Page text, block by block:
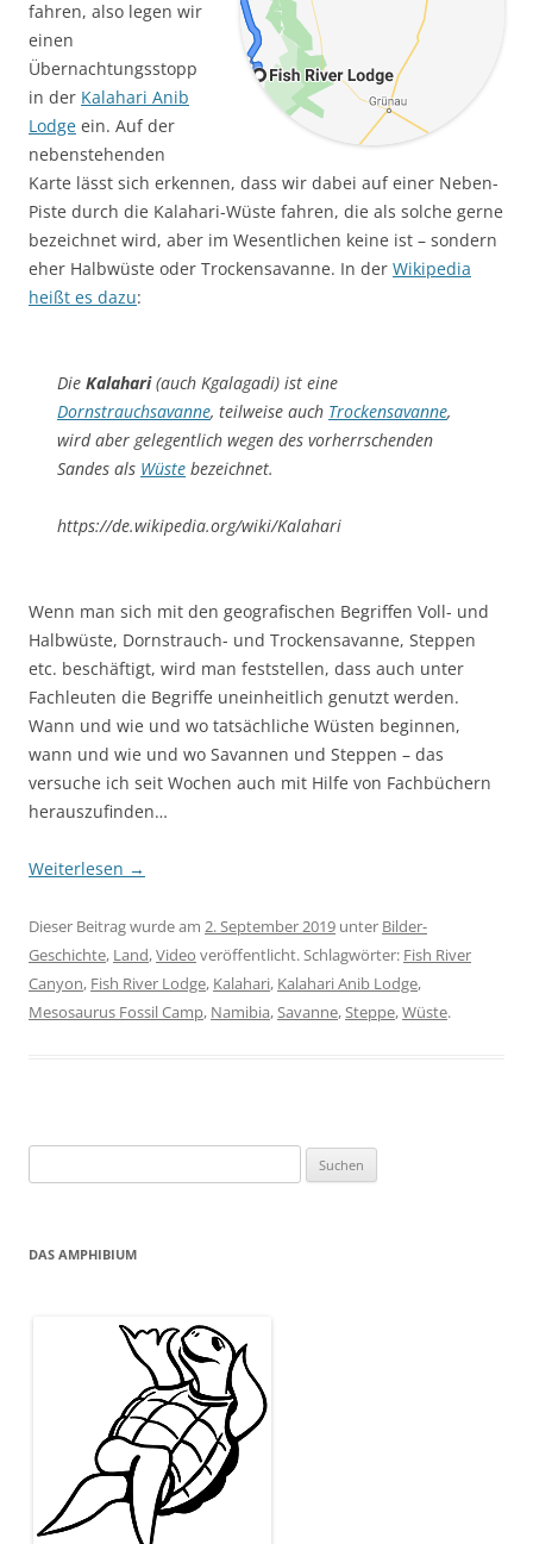
fahren, also legen wir
einen
Übernachtungsstopp
in der Kalahari Anib
Lodge ein. Auf der
nebenstehenden
Karte lässt sich erkennen, dass wir dabei auf einer Neben-
Piste durch die Kalahari-Wüste fahren, die als solche gerne
bezeichnet wird, aber im Wesentlichen keine ist – sondern
eher Halbwüste oder Trockensavanne. In der Wikipedia
heißt es dazu:
Die Kalahari(auch Kgalagadi) ist eine
Dornstrauchsavanne, teilweise auch Trockensavanne,
wird aber gelegentlich wegen des vorherrschenden
Sandes als Wüste bezeichnet.
https://de.wikipedia.org/wiki/Kalahari
Wenn man sich mit den geografischen Begriffen Voll- und
Halbwüste, Dornstrauch- und Trockensavanne, Steppen
etc. beschäftigt, wird man feststellen, dass auch unter
Fachleuten die Begriffe uneinheitlich genutzt werden.
Wann und wie und wo tatsächliche Wüsten beginnen,
wann und wie und wo Savannen und Steppen – das
versuche ich seit Wochen auch mit Hilfe von Fachbüchern
herauszufinden…
Weiterlesen →
Dieser Beitrag wurde am 2. September 2019 unter Bilder-
Geschichte, Land,Video veröffentlicht. Schlagwörter: Fish River
Canyon, Fish River Lodge, Kalahari, Kalahari Anib Lodge,
Mesosaurus Fossil Camp, Namibia,Savanne,Steppe,Wüste.
nach:
DAS AMPHIBIUM